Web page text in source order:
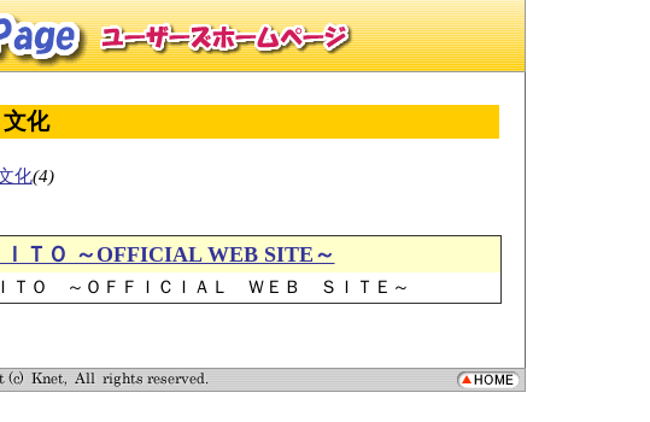
化
化(4)
ＩＴＯ ～OFFICIAL WEB SITE～
ＴＯ ～ＯＦＦＩＣＩＡＬ ＷＥＢ ＳＩＴＥ～